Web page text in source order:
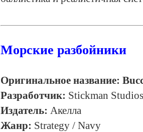
Морские разбойники
Оригинальное название:
Разработчик: Stickman Studios
Издатель: Акелла
Жанр: Strategy / Navy